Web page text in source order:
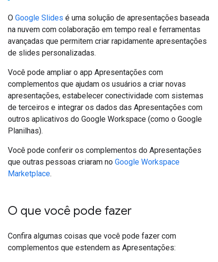
O Google Slides é uma solução de apresentações baseada
na nuvem com colaboração em tempo real e ferramentas
avançadas que permitem criar rapidamente apresentações
de slides personalizadas.
Você pode ampliar o app Apresentações com
complementos que ajudam os usuários a criar novas
apresentações, estabelecer conectividade com sistemas
de terceiros e integrar os dados das Apresentações com
outros aplicativos do Google Workspace (como o Google
Planilhas).
Você pode conferir os complementos do Apresentações
que outras pessoas criaram no Google Workspace
Marketplace.
O que você pode fazer
Confira algumas coisas que você pode fazer com
complementos que estendem as Apresentações: